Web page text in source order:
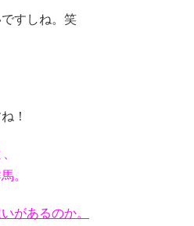
すしね。笑
！
。
があるのか。